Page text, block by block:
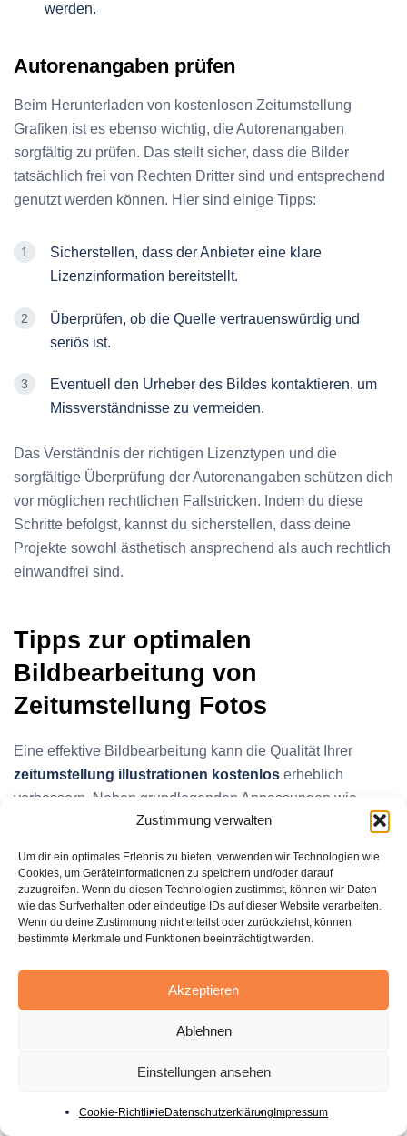
Zustimmung verwalten
Um dir ein optimales Erlebnis zu bieten, verwenden wir Technologien wie
Cookies, um Geräteinformationen zu speichern und/oder darauf
zuzugreifen. Wenn du diesen Technologien zustimmst, können wir Daten
wie das Surfverhalten oder eindeutige IDs auf dieser Website verarbeiten.
Wenn du deine Zustimmung nicht erteilst oder zurückziehst, können
bestimmte Merkmale und Funktionen beeinträchtigt werden.
Akzeptieren
Ablehnen
Einstellungen ansehen
Cookie-Richtlinie Datenschutzerklärung Impressum
werden.
Autorenangaben prüfen
Beim Herunterladen von kostenlosen Zeitumstellung
Grafiken ist es ebenso wichtig, die Autorenangaben
sorgfältig zu prüfen. Das stellt sicher, dass die Bilder
tatsächlich frei von Rechten Dritter sind und entsprechend
genutzt werden können. Hier sind einige Tipps:
Sicherstellen, dass der Anbieter eine klare
Lizenzinformation bereitstellt.
Überprüfen, ob die Quelle vertrauenswürdig und
seriös ist.
Eventuell den Urheber des Bildes kontaktieren, um
Missverständnisse zu vermeiden.
Das Verständnis der richtigen Lizenztypen und die
sorgfältige Überprüfung der Autorenangaben schützen dich
vor möglichen rechtlichen Fallstricken. Indem du diese
Schritte befolgst, kannst du sicherstellen, dass deine
Projekte sowohl ästhetisch ansprechend als auch rechtlich
einwandfrei sind.
Tipps zur optimalen
Bildbearbeitung von
Zeitumstellung Fotos
Eine effektive Bildbearbeitung kann die Qualität Ihrer
zeitumstellung illustrationen kostenlos erheblich
verbessern. Neben grundlegenden Anpassungen wie
Helligkeit, Kontrast und Sättigung gibt es zahlreiche
auf ein professionelles Niveau heben können. Das richtige
Bearbeitungstool spielt dabei eine entscheidende Rolle.
Bildqualität verbessern
Um die Qualität Ihrer Zeitumstellung Fotos zu optimieren,
sollten Sie auf die Verwendung hochwertiger Software
achten. Programme wie Adobe Lightroom, dessen
umfassende Bearbeitungswerkzeuge. Auch
Sonderangebote, wie derzeit bei Amazon für 69,99 Euro,